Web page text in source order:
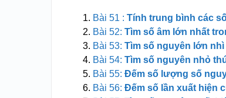
Bài 51 :Tính trung bình các
Bài 52:Tìm số âm lớn nhất
Bài 53:Tìm số nguyên lớn
Bài 54:Tìm số nguyên nhỏ
Bài 55:Đếm số lượng số
Bài 56:Đếm số lần xuất hiện